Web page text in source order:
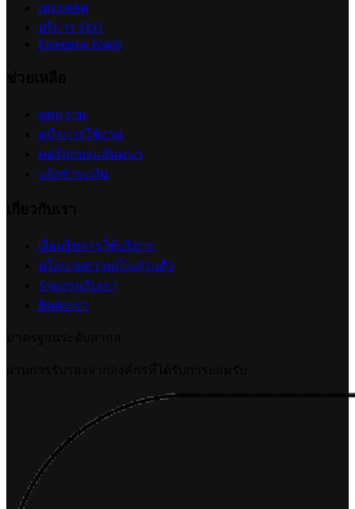
เชื่อมต่อ Ketshopweb MCP กับ ChatGPT
2026-07-10 16:10:38